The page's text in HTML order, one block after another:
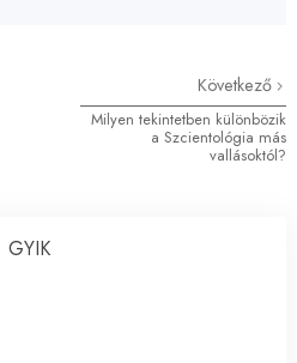
Következő
Milyen tekintetben különbözik
a Szcientológia más
vallásoktól?
GYIK